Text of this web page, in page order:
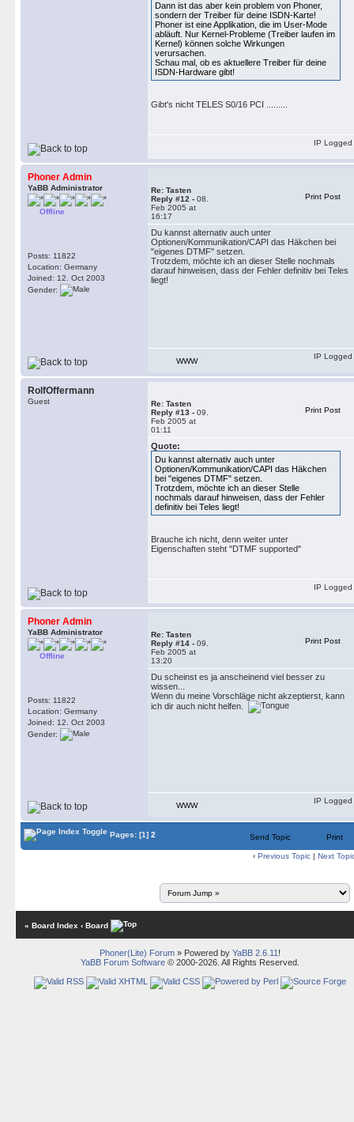
Dann ist das aber kein problem von Phoner,
sondern der Treiber für deine ISDN-Karte!
Phoner ist eine Applikation, die im User-Mode
abläuft. Nur Kernel-Probleme (Treiber laufen im
Kernel) können solche Wirkungen
verursachen.
Schau mal, ob es aktuellere Treiber für deine
ISDN-Hardware gibt!
Gibt's nicht TELES S0/16 PCI .........
IP Logged
Phoner Admin
YaBB Administrator
Offline
Posts: 11822
Location: Germany
Joined: 12. Oct 2003
Gender:
Re: Tasten
Reply #12 - 08.
Feb 2005 at
16:17
Print Post
Du kannst alternativ auch unter
Optionen/Kommunikation/CAPI das Häkchen bei
"eigenes DTMF" setzen.
Trotzdem, möchte ich an dieser Stelle nochmals
darauf hinweisen, dass der Fehler definitiv bei Teles
liegt!
WWW
IP Logged
RolfOffermann
Guest
Re: Tasten
Reply #13 - 09.
Feb 2005 at
01:11
Print Post
Quote:
Du kannst alternativ auch unter
Optionen/Kommunikation/CAPI das Häkchen
bei "eigenes DTMF" setzen.
Trotzdem, möchte ich an dieser Stelle
nochmals darauf hinweisen, dass der Fehler
definitiv bei Teles liegt!
Brauche ich nicht, denn weiter unter
Eigenschaften steht "DTMF supported"
IP Logged
Phoner Admin
YaBB Administrator
Offline
Posts: 11822
Location: Germany
Joined: 12. Oct 2003
Gender:
Re: Tasten
Reply #14 - 09.
Feb 2005 at
13:20
Print Post
Du scheinst es ja anscheinend viel besser zu
wissen...
Wenn du meine Vorschläge nicht akzeptierst, kann
ich dir auch nicht helfen.
WWW
IP Logged
Pages: [1] 2 Send Topic Print
‹ Previous Topic | Next
« Board Index ‹ Board
Phoner(Lite) Forum» Powered by YaBB 2.6.11 !
YaBB Forum Software© 2000-2026. All Rights Reserved.